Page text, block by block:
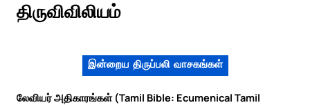
திருவிவிலியம்
இன்றைய திருப்பலி வாசகங்கள்
லேவியர் அதிகாரங்கள் (Tamil Bible: Ecumenical Tamil